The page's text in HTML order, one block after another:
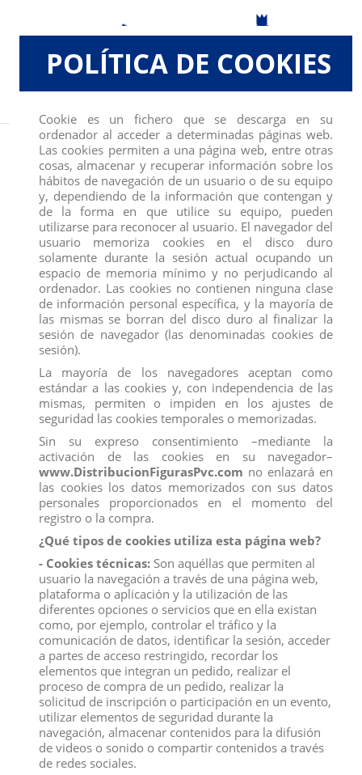
JUGUETES, SOBRES Y COLECCIONABLES
SOBRES MARVEL 500
(SPIDERMAN)SERIE 5, MINI FIGURA 5 CM,
SOBRES MARVEL 500 (SPIDERMAN)SERIE 5,
MINI FIGURA 5 CM,
Referencia 4086
Marvel 500 es una serie de figuras de 5 cm bellamente decoradas de
tus héroes favoritos del Universo Marvel en poses dinámicas y listas
para la acción.Hay 24 figuras para coleccionar.
Medidas: 5 cm.
Producto no recomendado para menores de 4 años.
PEDIDO MININO 24 UNIDADES
POLÍTICA DE COOKIES
Cookie es un fichero que se descarga en su
ordenador al acceder a determinadas páginas web.
Las cookies permiten a una página web, entre otras
cosas, almacenar y recuperar información sobre los
hábitos de navegación de un usuario o de su equipo
y, dependiendo de la información que contengan y
de la forma en que utilice su equipo, pueden
utilizarse para reconocer al usuario. El navegador del
usuario memoriza cookies en el disco duro
solamente durante la sesión actual ocupando un
espacio de memoria mínimo y no perjudicando al
ordenador. Las cookies no contienen ninguna clase
de información personal específica, y la mayoría de
las mismas se borran del disco duro al finalizar la
sesión de navegador (las denominadas cookies de
sesión).
La mayoría de los navegadores aceptan como
estándar a las cookies y, con independencia de las
mismas, permiten o impiden en los ajustes de
seguridad las cookies temporales o memorizadas.
Sin su expreso consentimiento –mediante la
activación de las cookies en su navegador–
www.DistribucionFigurasPvc.com no enlazará en
las cookies los datos memorizados con sus datos
personales proporcionados en el momento del
registro o la compra.
¿Qué tipos de cookies utiliza esta página web?
- Cookies técnicas: Son aquéllas que permiten al
usuario la navegación a través de una página web,
plataforma o aplicación y la utilización de las
diferentes opciones o servicios que en ella existan
como, por ejemplo, controlar el tráfico y la
comunicación de datos, identificar la sesión, acceder
a partes de acceso restringido, recordar los
elementos que integran un pedido, realizar el
proceso de compra de un pedido, realizar la
solicitud de inscripción o participación en un evento,
utilizar elementos de seguridad durante la
navegación, almacenar contenidos para la difusión
de videos o sonido o compartir contenidos a través
de redes sociales.